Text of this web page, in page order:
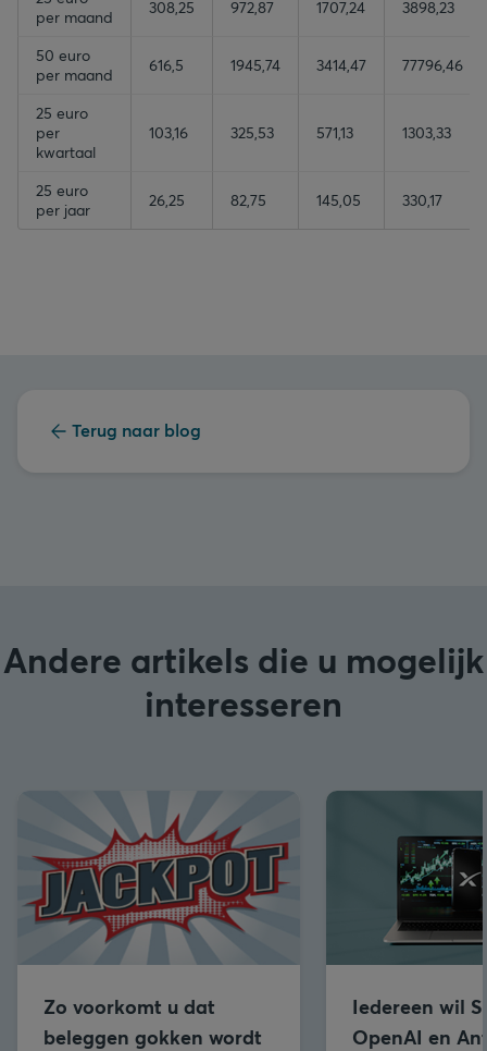
per maand
308,25 972,87 1707,24 3898,23
50 euro
per maand
616,5 1945,74 3414,47 77796,46
25 euro
per
kwartaal
103,16 325,53 571,13 1303,33
25 euro
per jaar
26,25 82,75 145,05 330,17
Terug naar blog
Andere artikels die u mogelijk
interesseren
Zo voorkomt u dat
beleggen gokken wordt
Iedereen wil
OpenAI en